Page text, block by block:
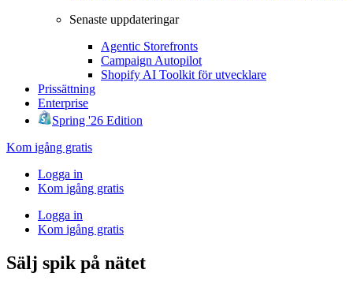
Senaste uppdateringar
Agentic Storefronts
Campaign Autopilot
Shopify AI Toolkit för utvecklare
Prissättning
Enterprise
Spring '26 Edition
Kom igång gratis
Logga in
Kom igång gratis
Logga in
Kom igång gratis
Sälj spik på nätet